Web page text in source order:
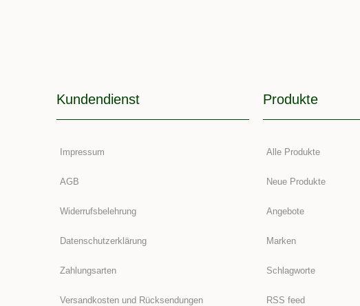
Kundendienst
Impressum
AGB
Widerrufsbelehrung
Datenschutzerklärung
Zahlungsarten
Versandkosten und Rücksendungen
Produkte
Alle Produkte
Neue Produkte
Angebote
Marken
Schlagworte
RSS feed